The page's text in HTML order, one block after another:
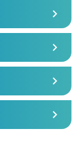
chevron_right
chevron_right
chevron_right
chevron_right